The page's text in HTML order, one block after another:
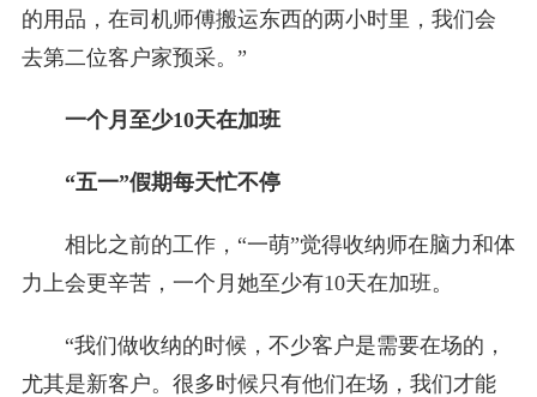
的用品，在司机师傅搬运东西的两小时里，我们会
去第二位客户家预采。”
一个月至少10天在加班
“五一”假期每天忙不停
相比之前的工作，“一萌”觉得收纳师在脑力和体
力上会更辛苦，一个月她至少有10天在加班。
“我们做收纳的时候，不少客户是需要在场的，
尤其是新客户。很多时候只有他们在场，我们才能